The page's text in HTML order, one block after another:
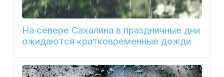
На севере Сахалина в праздничные дни
ожидаются кратковременные дожди